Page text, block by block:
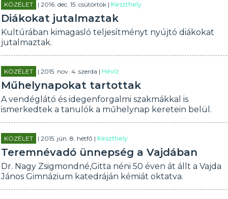
KÖZÉLET | 2016. dec. 15. csütörtök |Keszthely
Diákokat jutalmaztak
Kultúrában kimagasló teljesítményt nyújtó diákokat
jutalmaztak.
KÖZÉLET | 2015. nov. 4. szerda |Hévíz
Műhelynapokat tartottak
A vendéglátó és idegenforgalmi szakmákkal is
ismerkedtek a tanulók a műhelynap keretein belül.
KÖZÉLET | 2015. jún. 8. hétfő |Keszthely
Teremnévadó ünnepség a Vajdában
Dr. Nagy Zsigmondné,Gitta néni 50 éven át állt a Vajda
János Gimnázium katedráján kémiát oktatva.